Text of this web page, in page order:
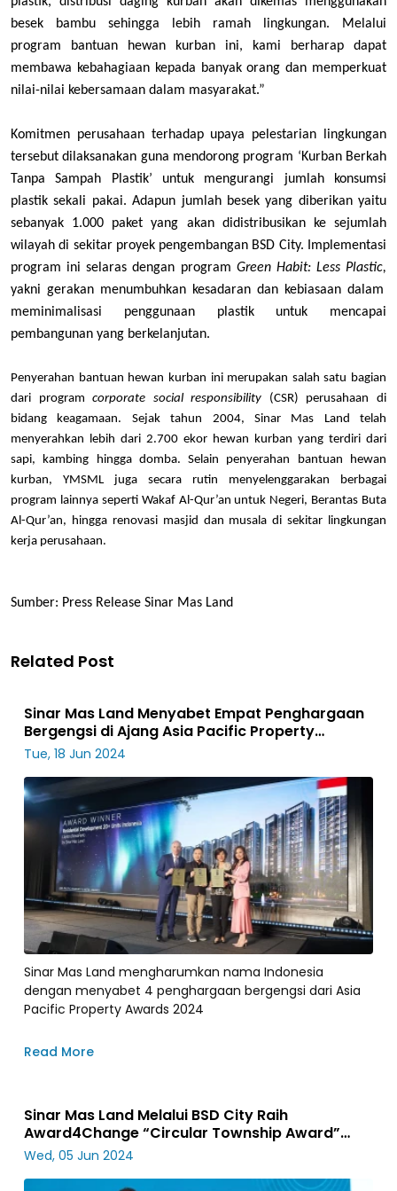
besek bambu sehingga lebih ramah lingkungan. Melalui
program bantuan hewan kurban ini, kami berharap dapat
membawa kebahagiaan kepada banyak orang dan memperkuat
nilai-nilai kebersamaan dalam masyarakat.”
Komitmen perusahaan terhadap upaya pelestarian lingkungan
tersebut dilaksanakan guna mendorong program ‘Kurban Berkah
Tanpa Sampah Plastik’ untuk mengurangi jumlah konsumsi
plastik sekali pakai. Adapun jumlah besek yang diberikan yaitu
sebanyak 1.000 paket yang akan didistribusikan ke sejumlah
wilayah di sekitar proyek pengembangan BSD City. Implementasi
program ini selaras dengan program Green Habit: Less Plastic,
yakni gerakan menumbuhkan kesadaran dan kebiasaan dalam
meminimalisasi penggunaan plastik untuk mencapai
pembangunan yang berkelanjutan.
Penyerahan bantuan hewan kurban ini merupakan salah satu bagian
dari programcorporate social responsibility (CSR) perusahaan di
bidang keagamaan. Sejak tahun 2004, Sinar Mas Land telah
menyerahkan lebih dari 2.700 ekor hewan kurban yang terdiri dari
sapi, kambing hingga domba. Selain penyerahan bantuan hewan
kurban, YMSML juga secara rutin menyelenggarakan berbagai
program lainnya seperti Wakaf Al-Qur’an untuk Negeri, Berantas Buta
Al-Qur’an, hingga renovasi masjid dan musala di sekitar lingkungan
kerja perusahaan.
Sumber: Press Release Sinar Mas Land
Related Post
Sinar Mas Land Menyabet Empat Penghargaan
Bergengsi di Ajang Asia Pacific Property
Awards 2024
Tue, 18 Jun 2024
Sinar Mas Land mengharumkan nama Indonesia
dengan menyabet 4 penghargaan bergengsi dari Asia
Pacific Property Awards 2024
Read More
Sinar Mas Land Melalui BSD City Raih
Award4Change “Circular Township Award”
pada World Environment Day 2024
Wed, 05 Jun 2024